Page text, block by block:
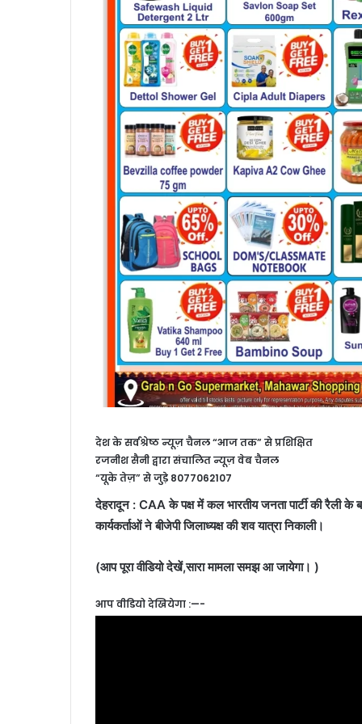
देश के सर्वश्रेष्ठ न्यूज़ चैनल “आज तक” से प्रशिक्षित
रजनीश सैनी द्वारा संचालित न्यूज़ वेब चैनल
“यूके तेज़” से जुड़े 8077062107
देहरादून : CAA के पक्ष में कल भारतीय जनता पार्टी की रैली के
कार्यकर्ताओं ने बीजेपी जिलाध्यक्ष की शव यात्रा निकाली।
(आप पूरा वीडियो देखें,सारा मामला समझ आ जायेगा। )
आप वीडियो देखियेगा :—-